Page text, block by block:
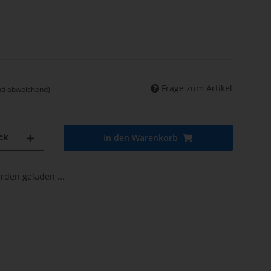
abweichend) Frage zum Artikel
In den Warenkorb
geladen ...